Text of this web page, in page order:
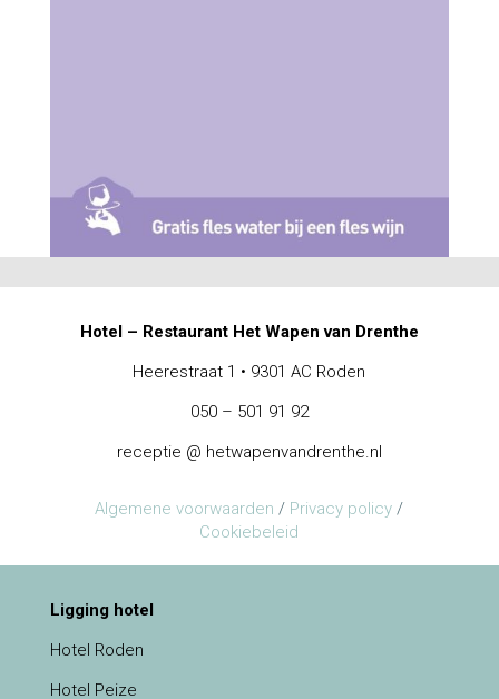
Hotel – Restaurant Het Wapen van Drenthe
Heerestraat 1 • 9301 AC Roden
050 – 501 91 92
receptie @ hetwapenvandrenthe.nl
Algemene voorwaarden / Privacy policy /
Cookiebeleid
Ligging hotel
Hotel Roden
Hotel Peize